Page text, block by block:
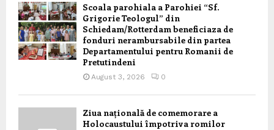
Scoala parohiala a Parohiei “Sf.
Grigorie Teologul” din
Schiedam/Rotterdam beneficiaza de
fonduri nerambursabile din partea
Departamentului pentru Romanii de
Pretutindeni
August 3, 2026 0
Ziua națională de comemorare a
Holocaustului împotriva romilor